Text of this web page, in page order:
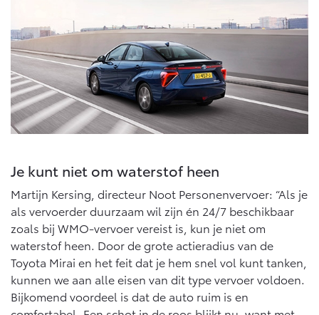
Proace (excl. BTW)
OOK ALS BATTERIJ-
ELEKTRISCH
Proace Verso
BATTERIJ-ELEKTRISCH
Proace Max (excl. BTW)
OOK ALS BATTERIJ-
ELEKTRISCH
Hilux (excl. BTW)
OOK ALS BATTERIJ-
ELEKTRISCH
Je kunt niet om waterstof heen
Martijn Kersing, directeur Noot Personenvervoer: “Als je
als vervoerder duurzaam wil zijn én 24/7 beschikbaar
zoals bij WMO-vervoer vereist is, kun je niet om
waterstof heen. Door de grote actieradius van de
Toyota Mirai en het feit dat je hem snel vol kunt tanken,
kunnen we aan alle eisen van dit type vervoer voldoen.
Bijkomend voordeel is dat de auto ruim is en